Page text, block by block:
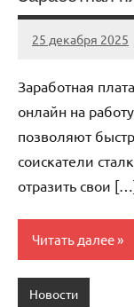
25 декабря 2025
Avtor
Нет
Заработная
онлайн на
позволяют
соискатели
отразить свои
Читать далее
Новости